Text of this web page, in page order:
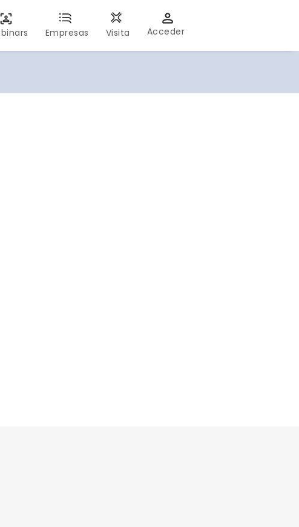
Empresas Visita Acceder